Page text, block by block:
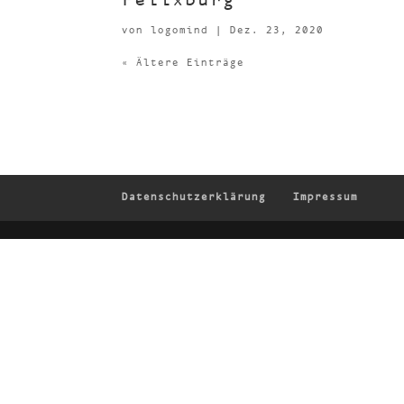
von logomind Dez. 23, 2020
« Ältere Einträge
Daten­schutz­er­klä­rung Impressum